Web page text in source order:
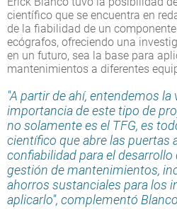
científico que se encuentra en
de la fiabilidad de un
ecógrafos, ofreciendo una
en un futuro, sea la base para
mantenimientos a diferentes
"A partir de ahí, entendemos la
importancia de este tipo de
no solamente es el TFG, es
científico que abre las puertas
confiabilidad para el desarrollo
gestión de mantenimientos,
ahorros sustanciales para los
aplicarlo", complementó